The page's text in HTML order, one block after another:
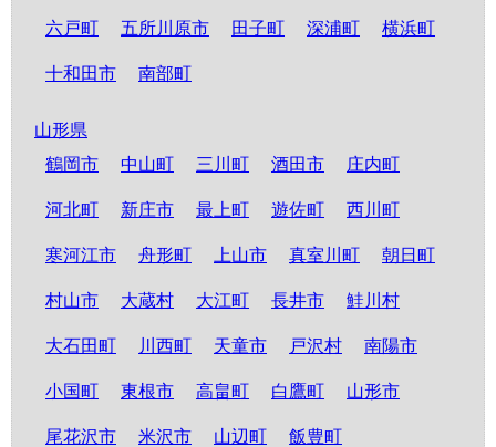
六戸町 五所川原市 田子町 深浦町 横浜町
十和田市 南部町
山形県
鶴岡市
中山町 三川町 酒田市 庄内町
河北町 新庄市 最上町 遊佐町 西川町
寒河江市 舟形町 上山市 真室川町 朝日町
村山市 大蔵村 大江町 長井市 鮭川村
大石田町 川西町 天童市 戸沢村 南陽市
小国町 東根市 高畠町 白鷹町 山形市
尾花沢市 米沢市 山辺町 飯豊町